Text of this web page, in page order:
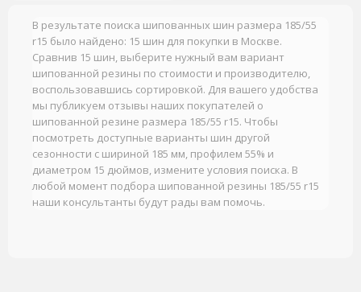
В результате поиска шипованных шин размера 185/55
r15 было найдено: 15 шин для покупки в Москве.
Сравнив 15 шин, выберите нужный вам вариант
шипованной резины по стоимости и производителю,
воспользовавшись сортировкой. Для вашего удобства
мы публикуем отзывы наших покупателей о
шипованной резине размера 185/55 r15. Чтобы
посмотреть доступные варианты шин другой
сезонности с шириной 185 мм, профилем 55% и
диаметром 15 дюймов, измените условия поиска. В
любой момент подбора шипованной резины 185/55 r15
наши консультанты будут рады вам помочь.